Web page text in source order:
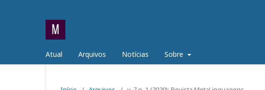
Atual Arquivos Notícias Sobre